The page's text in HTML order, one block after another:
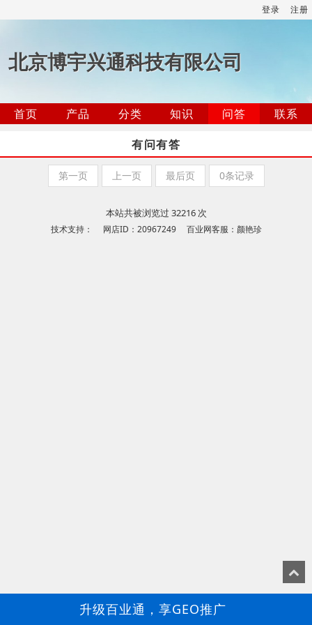
登录 注册
北京博宇兴通科技有限公司
首页 产品 分类 知识 问答
联系
有问有答
第一页 上一页 最后页 0条记录
本站共被浏览过 32216 次
技术支持： 网店ID：20967249 百业网客服：颜艳珍
升级百业通，享GEO推广